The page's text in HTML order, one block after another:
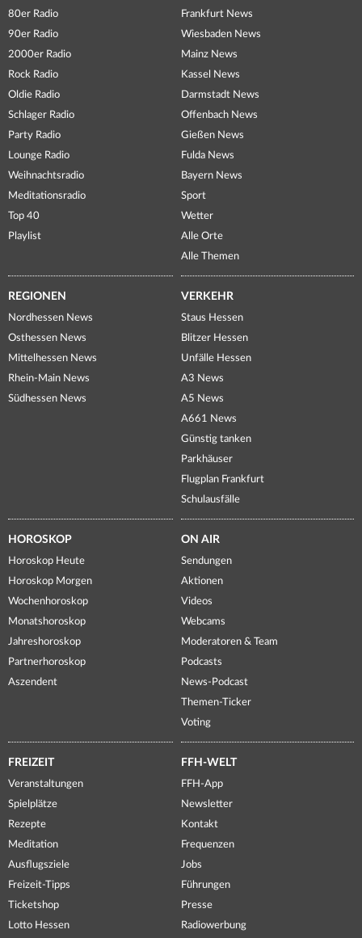
80er Radio
90er Radio
2000er Radio
Rock Radio
Oldie Radio
Schlager Radio
Party Radio
Lounge Radio
Weihnachtsradio
Meditationsradio
Top 40
Playlist
Frankfurt News
Wiesbaden News
Mainz News
Kassel News
Darmstadt News
Offenbach News
Gießen News
Fulda News
Bayern News
Sport
Wetter
Alle Orte
Alle Themen
REGIONEN
Nordhessen News
Osthessen News
Mittelhessen News
Rhein-Main News
Südhessen News
VERKEHR
Staus Hessen
Blitzer Hessen
Unfälle Hessen
A3 News
A5 News
A661 News
Günstig tanken
Parkhäuser
Flugplan Frankfurt
Schulausfälle
HOROSKOP
Horoskop Heute
Horoskop Morgen
Wochenhoroskop
Monatshoroskop
Jahreshoroskop
Partnerhoroskop
Aszendent
ON AIR
Sendungen
Aktionen
Videos
Webcams
Moderatoren & Team
Podcasts
News-Podcast
Themen-Ticker
Voting
FREIZEIT
Veranstaltungen
Spielplätze
Rezepte
Meditation
Ausflugsziele
Freizeit-Tipps
Ticketshop
Lotto Hessen
FFH-WELT
FFH-App
Newsletter
Kontakt
Frequenzen
Jobs
Führungen
Presse
Radiowerbung